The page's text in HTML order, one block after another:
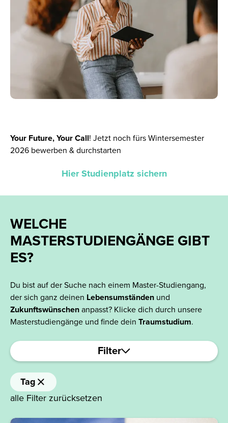
Your Future, Your Call! Jetzt noch fürs Wintersemester
2026 bewerben & durchstarten
Hier Studienplatz sichern
WELCHE
MASTERSTUDIENGÄNGE GIBT
ES?
Du bist auf der Suche nach einem Master-Studiengang,
der sich ganz deinen Lebensumständen und
Zukunftswünschen anpasst? Klicke dich durch unsere
Masterstudiengänge und finde dein Traumstudium.
Filter
Tag
alle Filter zurücksetzen